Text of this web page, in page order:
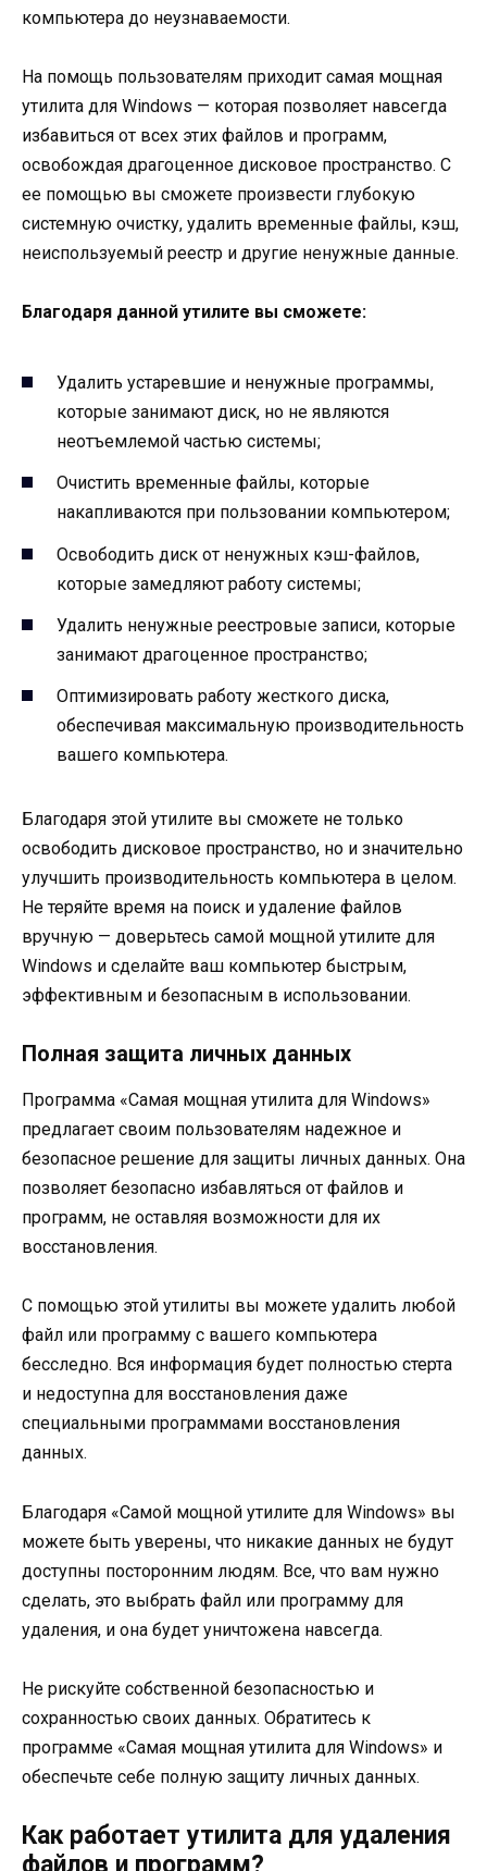
компьютера до неузнаваемости.
На помощь пользователям приходит самая мощная
утилита для Windows — которая позволяет навсегда
избавиться от всех этих файлов и программ,
освобождая драгоценное дисковое пространство. С
ее помощью вы сможете произвести глубокую
системную очистку, удалить временные файлы, кэш,
неиспользуемый реестр и другие ненужные данные.
Благодаря данной утилите вы сможете:
Удалить устаревшие и ненужные программы,
которые занимают диск, но не являются
неотъемлемой частью системы;
Очистить временные файлы, которые
накапливаются при пользовании компьютером;
Освободить диск от ненужных кэш-файлов,
которые замедляют работу системы;
Удалить ненужные реестровые записи, которые
занимают драгоценное пространство;
Оптимизировать работу жесткого диска,
обеспечивая максимальную производительность
вашего компьютера.
Благодаря этой утилите вы сможете не только
освободить дисковое пространство, но и значительно
улучшить производительность компьютера в целом.
Не теряйте время на поиск и удаление файлов
вручную — доверьтесь самой мощной утилите для
Windows и сделайте ваш компьютер быстрым,
эффективным и безопасным в использовании.
Полная защита личных данных
Программа «Самая мощная утилита для Windows»
предлагает своим пользователям надежное и
безопасное решение для защиты личных данных. Она
позволяет безопасно избавляться от файлов и
программ, не оставляя возможности для их
восстановления.
С помощью этой утилиты вы можете удалить любой
файл или программу с вашего компьютера
бесследно. Вся информация будет полностью стерта
и недоступна для восстановления даже
специальными программами восстановления
данных.
Благодаря «Самой мощной утилите для Windows» вы
можете быть уверены, что никакие данных не будут
доступны посторонним людям. Все, что вам нужно
сделать, это выбрать файл или программу для
удаления, и она будет уничтожена навсегда.
Не рискуйте собственной безопасностью и
сохранностью своих данных. Обратитесь к
программе «Самая мощная утилита для Windows» и
обеспечьте себе полную защиту личных данных.
Как работает утилита для удаления
файлов и программ?